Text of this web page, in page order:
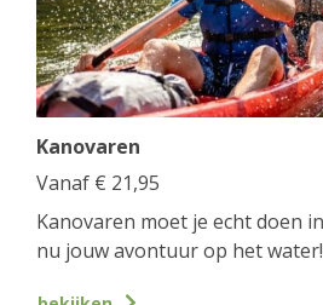
Kanovaren
Vanaf € 21,95
Kanovaren moet je echt doen
nu jouw avontuur op het water!